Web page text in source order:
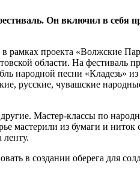
Он включил в себя
рамках проекта «Волжские
области. На фестиваль
народной песни «Кладезь»
русские, чувашские
Мастер-классы по
мастерили из бумаги и
в создании оберега для